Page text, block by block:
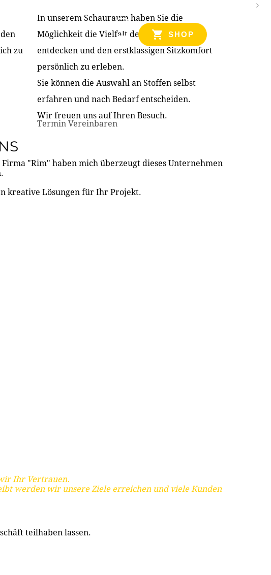
REFERENZEN
SHOP
zu
In unserem Schauraum haben Sie die
Möglichkeit die Vielfalt der Produkte zu
entdecken und den erstklassigen Sitzkomfort
persönlich zu erleben.
Sie können die Auswahl an Stoffen selbst
erfahren und nach Bedarf entscheiden.
Wir freuen uns auf Ihren Besuch.
Termin Vereinbaren
"Rim" haben mich überzeugt dieses Unternehmen
kreative Lösungen für Ihr Projekt.
Ihr Vertrauen.
werden wir unsere Ziele erreichen und viele Kunden
teilhaben lassen.